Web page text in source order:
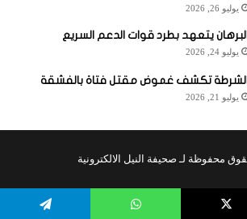
يوليو 26, 2026
البرهان يتعهد بطرد قوات الدعم السريع
يوليو 24, 2026
الشرطة تكشف غموض مقتل فتاة بالفشقة
يوليو 21, 2026